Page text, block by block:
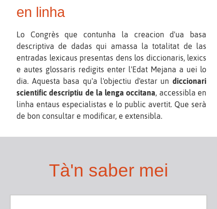
en linha
Lo Congrès que contunha la creacion d'ua basa
descriptiva de dadas qui amassa la totalitat de las
entradas lexicaus presentas dens los diccionaris, lexics
e autes glossaris redigits enter l'Edat Mejana a uei lo
dia. Aquesta basa qu'a l'objectiu d'estar un diccionari
scientific descriptiu de la lenga occitana, accessibla en
linha entaus especialistas e lo public avertit. Que serà
de bon consultar e modificar, e extensibla.
Tà'n saber mei